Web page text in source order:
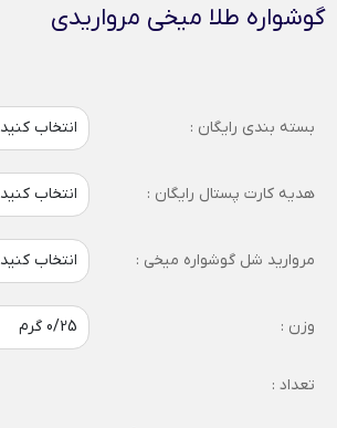
گوشواره طلا میخی مرواریدی
بسته بندی رایگان :
هدیه کارت پستال رایگان : انتخاب کنید
مروارید شل گوشواره میخی :
وزن :
تعداد :